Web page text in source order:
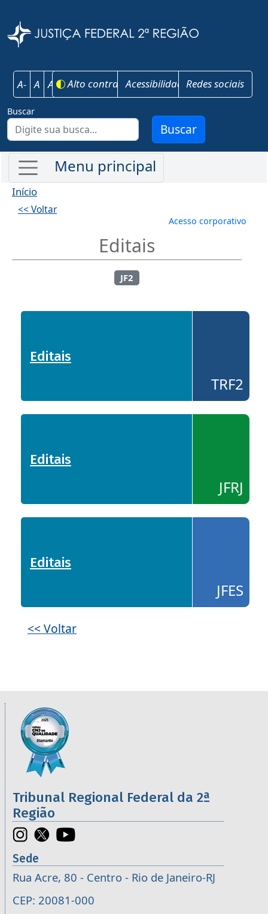
A- A A+ Alto contrasteAcessibilidadeRedes sociais
Buscar
Buscar
Início
<< Voltar
Menu de
Acesso corporativo
Editais
JF2
Editais
- TRF2
TRF2
Editais
- JFRJ
JFRJ
Editais
- JFES
JFES
<< Voltar
Informações úteis sobre os órgãos da 2ª
Imagem
Tribunal Regional Federal da 2ª
Região
Sede
Rua Acre, 80 - Centro - Rio de Janeiro-RJ
CEP: 20081-000